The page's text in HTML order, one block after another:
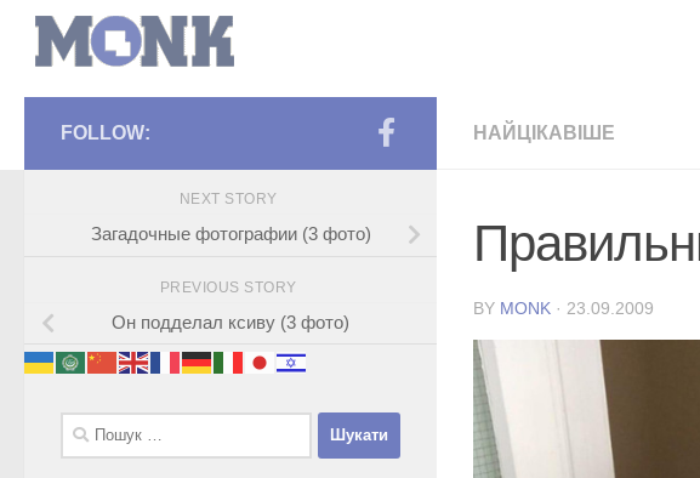
НАЙЦІКАВІШЕ
BY MONK · 23.09.2009
FOLLOW:
NEXT STORY
Загадочные фотографии (3 фото)
PREVIOUS STORY
Он подделал ксиву (3 фото)
Пошук: